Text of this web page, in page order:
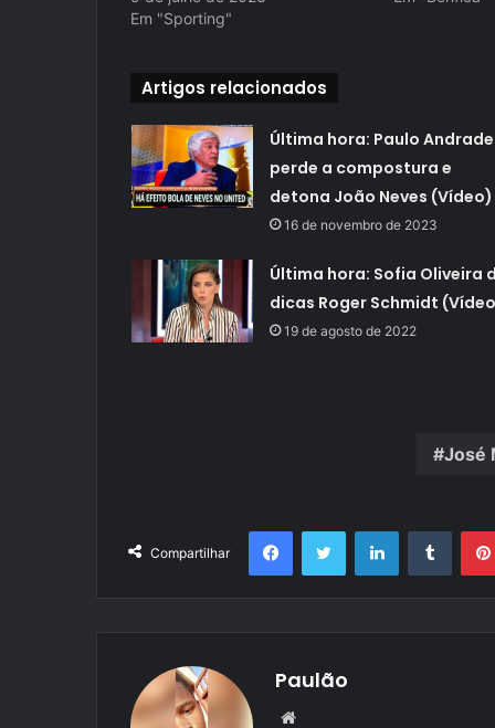
Em "Sporting"
Artigos relacionados
Última hora: Paulo Andrade
perde a compostura e
detona João Neves (Vídeo)
16 de novembro de 2023
Última hora: Sofia Oliveira
dicas Roger Schmidt
19 de agosto de 2022
José
Compartilhar
FacebookTwitter Linkedin
Paulão
Website